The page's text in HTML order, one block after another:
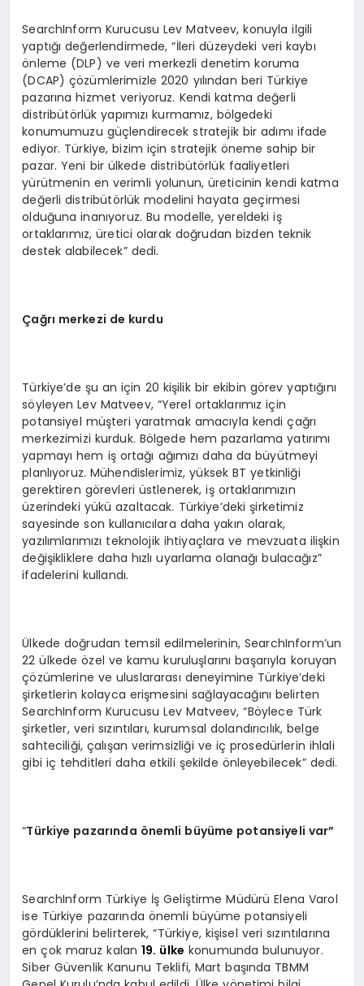
SearchInform Kurucusu Lev Matveev, konuyla ilgili
yaptığı değerlendirmede, “İleri düzeydeki veri kaybı
önleme (DLP) ve veri merkezli denetim koruma
(DCAP) çözümlerimizle 2020 yılından beri Türkiye
pazarına hizmet veriyoruz. Kendi katma değerli
distribütörlük yapımızı kurmamız, bölgedeki
konumumuzu güçlendirecek stratejik bir adımı ifade
ediyor. Türkiye, bizim için stratejik öneme sahip bir
pazar. Yeni bir ülkede distribütörlük faaliyetleri
yürütmenin en verimli yolunun, üreticinin kendi katma
değerli distribütörlük modelini hayata geçirmesi
olduğuna inanıyoruz. Bu modelle, yereldeki iş
ortaklarımız, üretici olarak doğrudan bizden teknik
destek alabilecek” dedi.
Çağrı merkezi de kurdu
Türkiye’de şu an için 20 kişilik bir ekibin görev yaptığını
söyleyen Lev Matveev, “Yerel ortaklarımız için
potansiyel müşteri yaratmak amacıyla kendi çağrı
merkezimizi kurduk. Bölgede hem pazarlama yatırımı
yapmayı hem iş ortağı ağımızı daha da büyütmeyi
planlıyoruz. Mühendislerimiz, yüksek BT yetkinliği
gerektiren görevleri üstlenerek, iş ortaklarımızın
üzerindeki yükü azaltacak. Türkiye’deki şirketimiz
sayesinde son kullanıcılara daha yakın olarak,
yazılımlarımızı teknolojik ihtiyaçlara ve mevzuata ilişkin
değişikliklere daha hızlı uyarlama olanağı bulacağız”
ifadelerini kullandı.
Ülkede doğrudan temsil edilmelerinin, SearchInform’un
22 ülkede özel ve kamu kuruluşlarını başarıyla koruyan
çözümlerine ve uluslararası deneyimine Türkiye’deki
şirketlerin kolayca erişmesini sağlayacağını belirten
SearchInform Kurucusu Lev Matveev, “Böylece Türk
şirketler, veri sızıntıları, kurumsal dolandırıcılık, belge
sahteciliği, çalışan verimsizliği ve iç prosedürlerin ihlali
gibi iç tehditleri daha etkili şekilde önleyebilecek” dedi.
“Türkiye pazarında önemli büyüme potansiyeli var”
SearchInform Türkiye İş Geliştirme Müdürü Elena Varol
ise Türkiye pazarında önemli büyüme potansiyeli
gördüklerini belirterek, “Türkiye, kişisel veri sızıntılarına
en çok maruz kalan19. ülke konumunda bulunuyor.
Siber Güvenlik Kanunu Teklifi, Mart başında TBMM